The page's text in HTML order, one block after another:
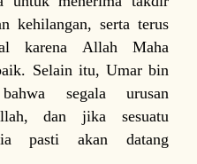
kehilangan, serta terus
karena Allah Maha
Selain itu, Umar bin
segala urusan
dan jika sesuatu
pasti akan datang